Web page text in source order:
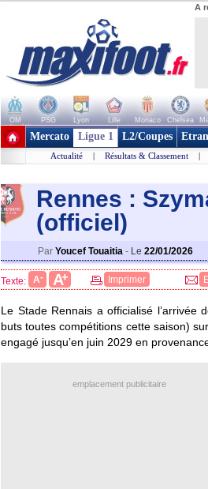
A
OM PSG Lyon Lille Monaco Chelsea
+ de clubs
Mercato Ligue 1 L2/Coupes
Actualité | Résultats & Classement |
Rennes :
(officiel)
Par Youcef Touaitia - Le 22/01/2026
Texte: A- A+ Imprimer
Le Stade Rennais a officialisé l’arrivée
buts toutes compétitions cette saison)
engagé jusqu’en juin 2029 en
emplacement publicitaire